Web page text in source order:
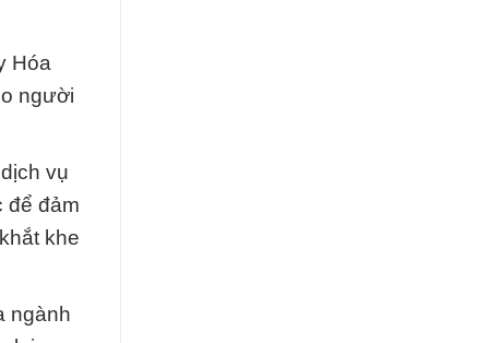
Hóa
người
vụ
để đảm
khe
ngành